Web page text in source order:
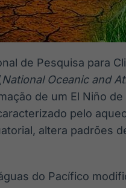
de Pesquisa para
National Oceanic and
de um El Niño
pelo
altera padrões
do Pacífico